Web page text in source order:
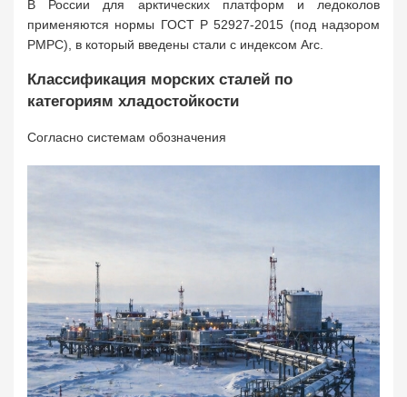
В России для арктических платформ и ледоколов
применяются нормы ГОСТ Р 52927-2015 (под надзором
РМРС), в который введены стали с индексом Arc.
Классификация морских сталей по
категориям хладостойкости
Согласно системам обозначения